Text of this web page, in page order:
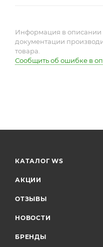
Информация в описании
документации
товара.
Сообщить об ошибке в
КАТАЛОГ WS
АКЦИИ
ОТЗЫВЫ
НОВОСТИ
БРЕНДЫ